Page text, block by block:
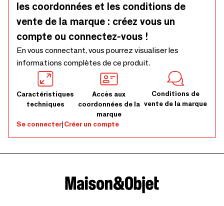
les coordonnées et les conditions de
vente de la marque : créez vous un
compte ou connectez-vous !
En vous connectant, vous pourrez visualiser les
informations complètes de ce produit.
Caractéristiques
techniques
Accès aux
coordonnées de la
marque
Conditions de
vente de la marque
Se connecter|Créer un compte